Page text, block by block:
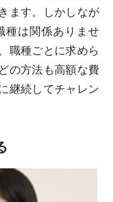
ます。しかしなが
種は関係ありませ
職種ごとに求めら
の方法も高額な費
継続してチャレン